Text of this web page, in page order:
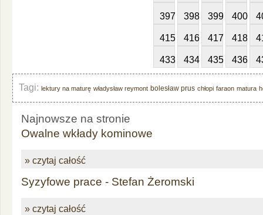
397 398 399 400
415 416 417 418
433 434 435 436
Tagi: lektury na maturę władysław reymont bolesław prus chłopi faraon matura
Najnowsze na stronie
Owalne wkłady kominowe
» czytaj całość
Syzyfowe prace - Stefan Żeromski
» czytaj całość